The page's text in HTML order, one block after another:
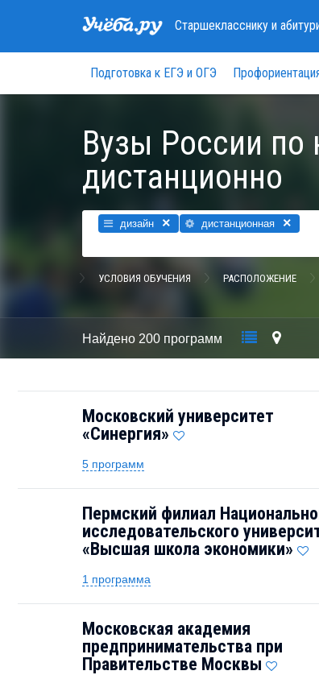
Старшеклассникуи
Подготовка к ЕГЭ и ОГЭ
Вузы России по
дистанционно
дизайн × дистанционная ×
УСЛОВИЯ ОБУЧЕНИЯ РАСПОЛОЖЕНИЕ
Найдено 200 программ
Московский университет
«Синергия»
5 программ
Пермский филиал
исследовательского
«Высшая школа экономики»
1 программа
Московская академия
предпринимательства при
Правительстве Москвы